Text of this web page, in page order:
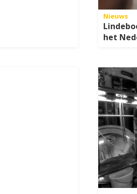
Nieuws
het